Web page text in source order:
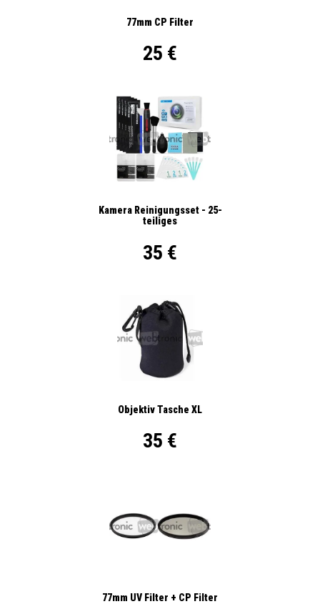
77mm CP Filter
25 €
Kamera Reinigungsset - 25-
teiliges
35 €
Objektiv Tasche XL
35 €
77mm UV Filter + CP Filter